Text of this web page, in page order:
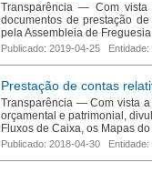
Transparência — Com vista
documentos de prestação
pela Assembleia de
Publicado: 2019-04-25
Prestação de contas
Transparência — Com vista
orçamental e patrimonial,
Fluxos de Caixa, os Mapas
Publicado: 2018-04-30